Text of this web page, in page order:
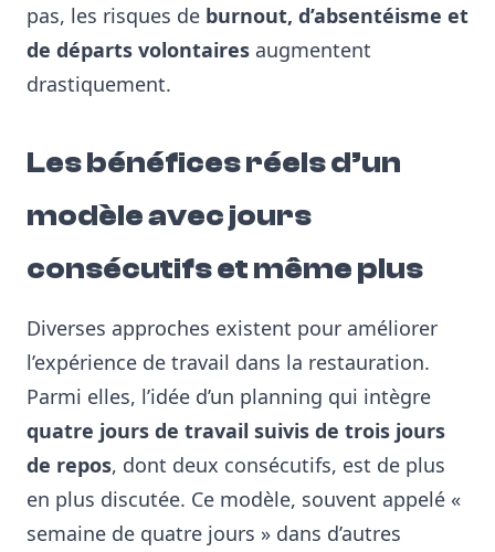
pas, les risques de burnout, d’absentéisme et
de départs volontaires augmentent
drastiquement.
Les bénéfices réels d’un
modèle avec jours
consécutifs et même plus
Diverses approches existent pour améliorer
l’expérience de travail dans la restauration.
Parmi elles, l’idée d’un planning qui intègre
quatre jours de travail suivis de trois jours
de repos, dont deux consécutifs, est de plus
en plus discutée. Ce modèle, souvent appelé «
semaine de quatre jours » dans d’autres